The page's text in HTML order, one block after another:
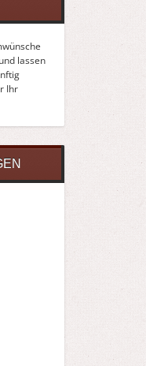
lassen
Ihr